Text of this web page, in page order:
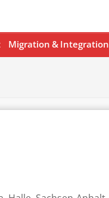
Migration & Integration